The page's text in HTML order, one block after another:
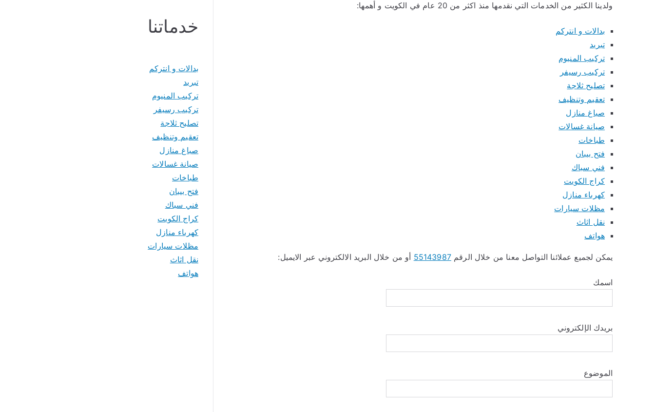
ولدينا الكثير من الخدمات التي نقدمها منذ اكثر من 20 عام في الكويت و أهمها:
بدالات و انتركم
تبريد
تركيب المنيوم
تركيب رسيفر
تصليح ثلاجة
تعقيم وتنظيف
صباغ منازل
صيانة غسالات
طباخات
فتح بيبان
فني سباك
كراج الكويت
كهرباء منازل
مظلات سيارات
نقل اثاث
هواتف
يمكن لجميع عملائنا التواصل معنا من خلال الرقم55143987 أو من خلال البريد الالكتروني عبر الايميل:
اسمك
بريدك الإلكتروني
الموضوع
خدماتنا
بدالات و انتركم
تبريد
تركيب المنيوم
تركيب رسيفر
تصليح ثلاجة
تعقيم وتنظيف
صباغ منازل
صيانة غسالات
طباخات
فتح بيبان
فني سباك
كراج الكويت
كهرباء منازل
مظلات سيارات
نقل اثاث
هواتف